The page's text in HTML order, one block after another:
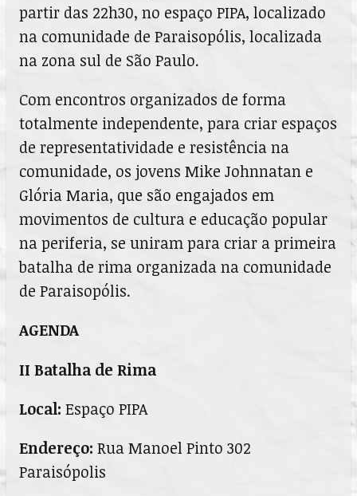
partir das 22h30, no espaço PIPA, localizado
na comunidade de Paraisopólis, localizada
na zona sul de São Paulo.
Com encontros organizados de forma
totalmente independente, para criar espaços
de representatividade e resistência na
comunidade, os jovens Mike Johnnatan e
Glória Maria, que são engajados em
movimentos de cultura e educação popular
na periferia, se uniram para criar a primeira
batalha de rima organizada na comunidade
de Paraisopólis.
AGENDA
II Batalha de Rima
Local: Espaço PIPA
Endereço: Rua Manoel Pinto 302
Paraisópolis